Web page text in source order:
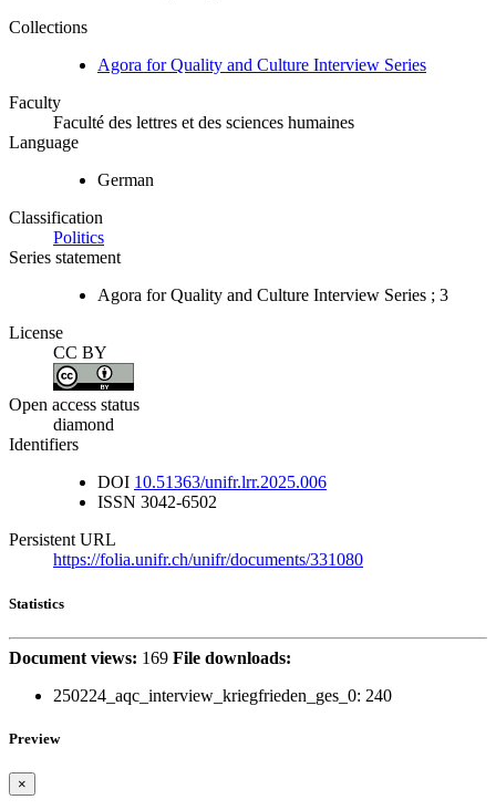
Collections
Agora for Quality and Culture Interview Series
Faculty
Faculté des lettres et des sciences humaines
Language
German
Classification
Politics
Series statement
Agora for Quality and Culture Interview Series ; 3
License
CC BY
Open access status
diamond
Identifiers
DOI 10.51363/unifr.lrr.2025.006
ISSN 3042-6502
Persistent URL
https://folia.unifr.ch/unifr/documents/331080
Statistics
Document views: 169 File downloads:
250224_aqc_interview_kriegfrieden_ges_0: 240
Preview
×